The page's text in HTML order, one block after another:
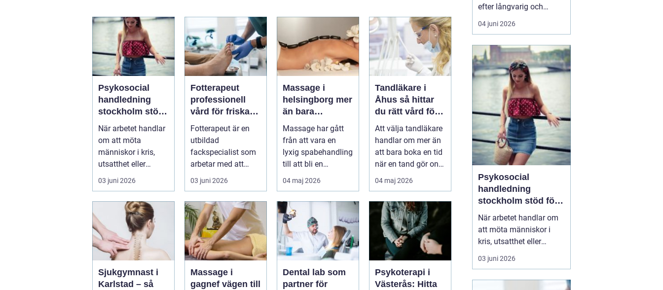
Psykosocial
handledning
stockholm stöd
för hållbart
arbete med
människor
När arbetet handlar
om att möta
människor i kris,
utsatthet eller
beroende prövas
både yrkesrollen o...
03 juni 2026
Fotterapeut
professionell
vård för friska
och starkare
fötter
Fotterapeut är en
utbildad
fackspecialist som
arbetar med att
förebygga,
behandla och lindra
problem...
03 juni 2026
Massage i
helsingborg mer
än bara
avkoppling
Massage har gått
från att vara en
lyxig spabehandling
till att bli en
självklar del av
mångas vardag...
04 maj 2026
Tandläkare i
Åhus så hittar
du rätt vård för
dina tänder
Att välja tandläkare
handlar om mer än
att bara boka en tid
när en tand gör ont.
En bra
tandvårdskli...
04 maj 2026
Sjukgymnast i
Karlstad – så
Massage i
gagnef vägen till
Dental lab som
partner för
Psykoterapi i
Västerås: Hitta
efter långvarig och
upprepad utsatthet, ofta
i relationer som skulle
känner sig förvirrade,
skamsna eller svaga när
kropp och psyke
reagerar starkare än vad
situationen verkar
motivera. ...
04 juni 2026
Psykosocial
handledning
stockholm stöd för
hållbart arbete med
människor
När arbetet handlar om
att möta människor i
kris, utsatthet eller
beroende prövas både
yrkesrollen och den egna
03 juni 2026